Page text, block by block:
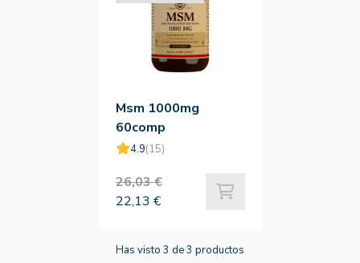
Msm 1000mg
60comp
4.9(15)
26,03 €
22,13 €
Has visto 3 de 3 productos